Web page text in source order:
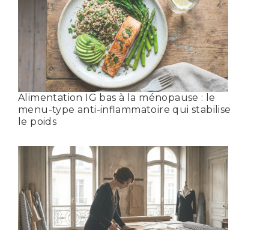
Alimentation IG bas à la ménopause : le
menu-type anti-inflammatoire qui stabilise
le poids